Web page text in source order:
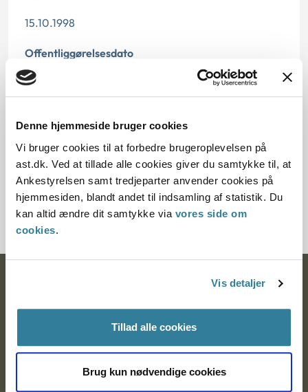
Denne hjemmeside bruger cookies
Vi bruger cookies til at forbedre brugeroplevelsen på
ast.dk. Ved at tillade alle cookies giver du samtykke til, at
Ankestyrelsen samt tredjeparter anvender cookies på
hjemmesiden, blandt andet til indsamling af statistik. Du
kan altid ændre dit samtykke via vores side om
cookies.
Vis detaljer
Tillad alle cookies
Brug kun nødvendige cookies
15.10.1998
Offentliggørelsesdato
10.07.2013
§ 5 § 4 § 6
Journalnummer
200642-98
Postadresse:
Nytorv 7, 2. sal
9000 Aalborg